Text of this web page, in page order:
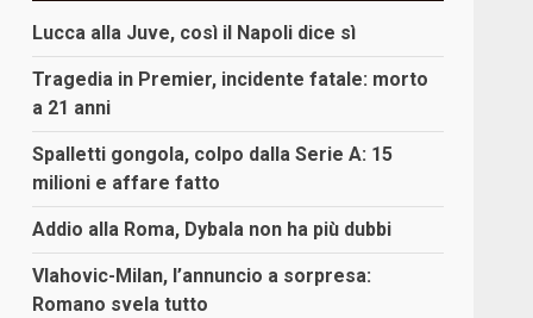
Lucca alla Juve, così il Napoli dice sì
Tragedia in Premier, incidente fatale: morto
a 21 anni
Spalletti gongola, colpo dalla Serie A: 15
milioni e affare fatto
Addio alla Roma, Dybala non ha più dubbi
Vlahovic-Milan, l’annuncio a sorpresa:
Romano svela tutto